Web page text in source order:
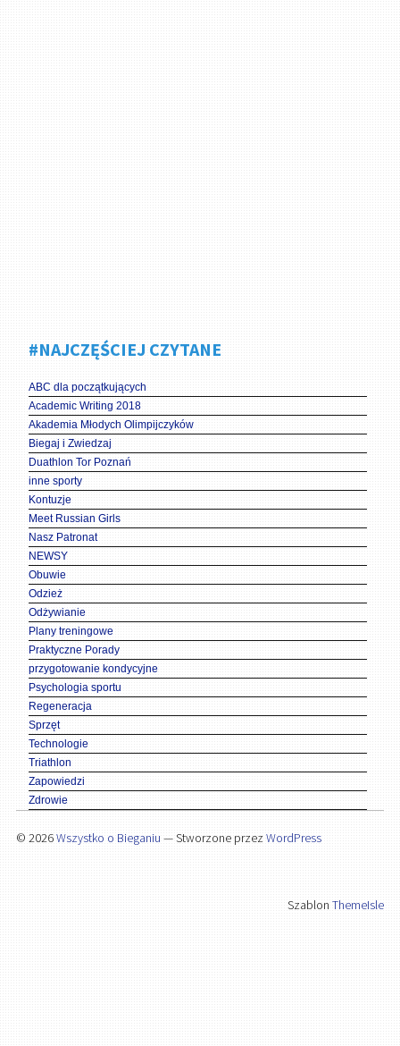
#NAJCZĘŚCIEJ CZYTANE
ABC dla początkujących
Academic Writing 2018
Akademia Młodych Olimpijczyków
Biegaj i Zwiedzaj
Duathlon Tor Poznań
inne sporty
Kontuzje
Meet Russian Girls
Nasz Patronat
NEWSY
Obuwie
Odzież
Odżywianie
Plany treningowe
Praktyczne Porady
przygotowanie kondycyjne
Psychologia sportu
Regeneracja
Sprzęt
Technologie
Triathlon
Zapowiedzi
Zdrowie
© 2026Wszystko o Bieganiu — Stworzone przez WordPress
SzablonThemeIsle